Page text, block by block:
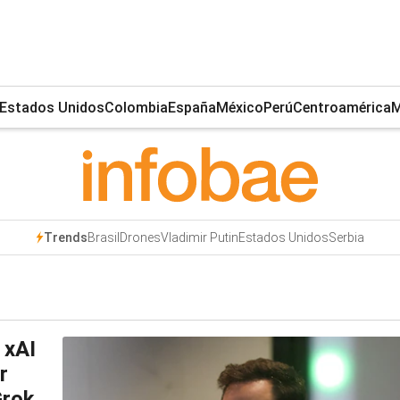
UnidosColombiaEspañaMéxicoPerúCentroamérica
TrendsBrasilDronesVladimir PutinEstados UnidosSerbia